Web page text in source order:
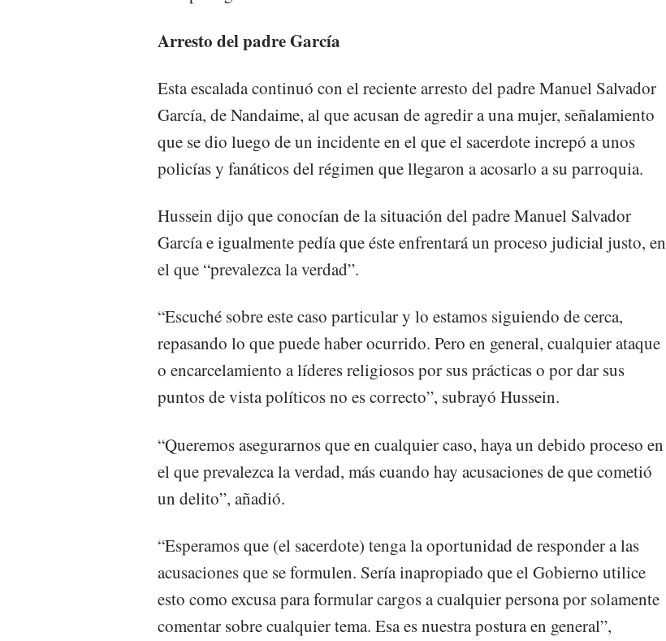
Arresto del padre García
Esta escalada continuó con el reciente arresto del padre Manuel Salvador
García, de Nandaime, al que acusan de agredir a una mujer, señalamiento
que se dio luego de un incidente en el que el sacerdote increpó a unos
policías y fanáticos del régimen que llegaron a acosarlo a su parroquia.
Hussein dijo que conocían de la situación del padre Manuel Salvador
García e igualmente pedía que éste enfrentará un proceso judicial justo, en
el que “prevalezca la verdad”.
“Escuché sobre este caso particular y lo estamos siguiendo de cerca,
repasando lo que puede haber ocurrido. Pero en general, cualquier ataque
o encarcelamiento a líderes religiosos por sus prácticas o por dar sus
puntos de vista políticos no es correcto”, subrayó Hussein.
“Queremos asegurarnos que en cualquier caso, haya un debido proceso en
el que prevalezca la verdad, más cuando hay acusaciones de que cometió
un delito”, añadió.
“Esperamos que (el sacerdote) tenga la oportunidad de responder a las
acusaciones que se formulen. Sería inapropiado que el Gobierno utilice
esto como excusa para formular cargos a cualquier persona por solamente
comentar sobre cualquier tema. Esa es nuestra postura en general”,